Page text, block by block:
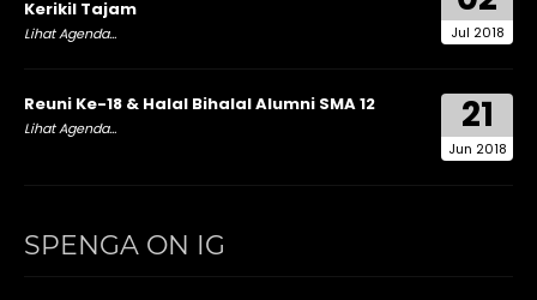
Jul 2018
Kerikil Tajam
Lihat Agenda...
21
Jun 2018
Reuni Ke-18 & Halal Bihalal Alumni SMA 12
Lihat Agenda...
SPENGA ON IG